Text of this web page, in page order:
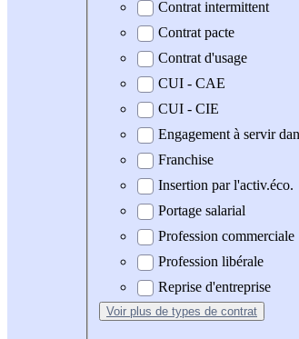
Contrat intermittent
Contrat pacte
Contrat d'usage
CUI - CAE
CUI - CIE
Engagement à servir
Franchise
Insertion par l'activ.éco.
Portage salarial
Profession commerciale
Profession libérale
Reprise d'entreprise
Voir plus de types de contrat